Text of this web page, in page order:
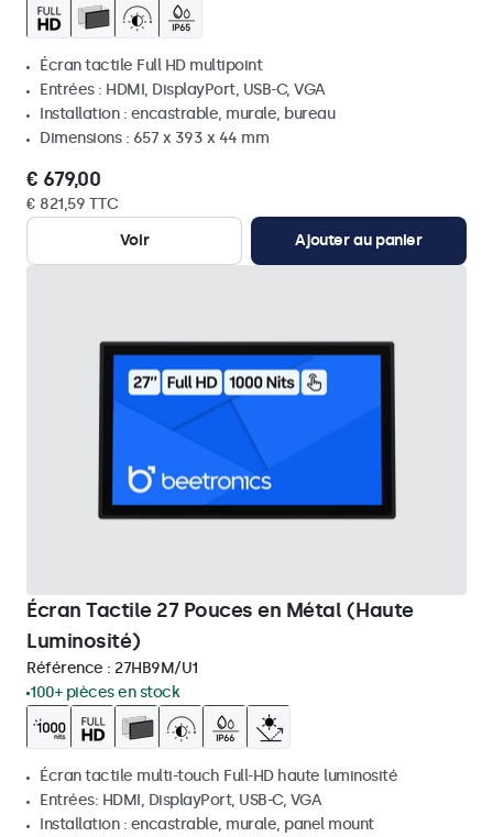
Écran tactile Full HD multipoint
Entrées : HDMI, DisplayPort, USB-C, VGA
Installation : encastrable, murale, bureau
Dimensions : 657 x 393 x 44 mm
€ 679,00
€ 821,59 TTC
Voir
Ajouter au panier
Écran Tactile 27 Pouces en Métal (Haute
Luminosité)
Référence : 27HB9M/U1
100+ pièces en stock
Écran tactile multi-touch Full-HD haute luminosité
Entrées: HDMI, DisplayPort, USB-C, VGA
Installation : encastrable, murale, panel mount